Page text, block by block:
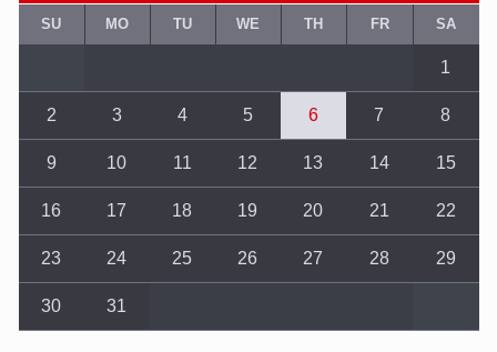
SU MO TU WE TH FR SA
1
2 3 4 5 6 7 8
9 10 11 12 13 14 15
16 17 18 19 20 21 22
23 24 25 26 27 28 29
30 31